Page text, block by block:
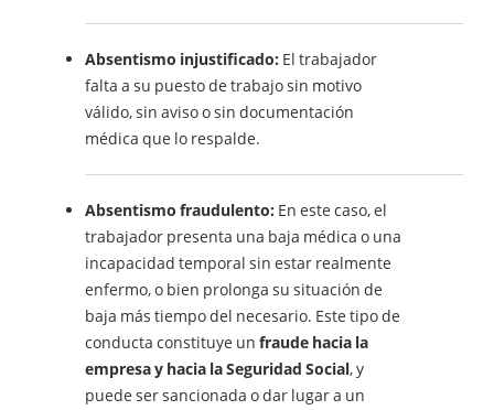
Absentismo injustificado: El trabajador
falta a su puesto de trabajo sin motivo
válido, sin aviso o sin documentación
médica que lo respalde.
Absentismo fraudulento: En este caso, el
trabajador presenta una baja médica o una
incapacidad temporal sin estar realmente
enfermo, o bien prolonga su situación de
baja más tiempo del necesario. Este tipo de
conducta constituye unfraude hacia la
empresa y hacia la Seguridad Social, y
puede ser sancionada o dar lugar a un